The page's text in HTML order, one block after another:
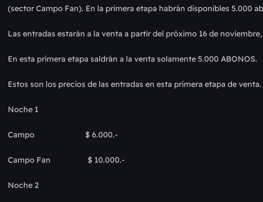
(sector Campo Fan). En la primera etapa habrán disponibles 5.000
Las entradas estarán a la venta a partir del próximo 16 de
En esta primera etapa saldrán a la venta solamente 5.000 ABONOS.
Estos son los precios de las entradas en esta primera etapa de venta.
Noche 1
Campo $ 6.000.-
Campo Fan $ 10.000.-
Noche 2